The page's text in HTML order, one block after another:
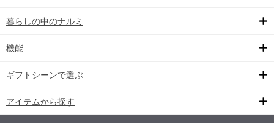
暮らしの中のナルミ
機能
ギフトシーンで選ぶ
アイテムから探す